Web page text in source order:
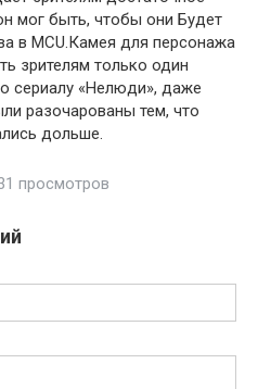
мог быть, чтобы они Будет
в MCU.Камея для персонажа
зрителям только один
сериалу «Нелюди», даже
разочарованы тем, что
дольше.
просмотров